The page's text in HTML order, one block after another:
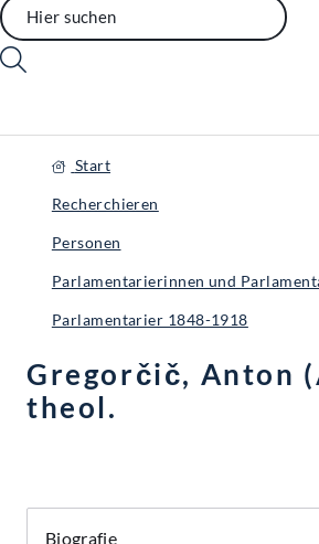
Start
Recherchieren
Personen
Parlamentarierinnen und
Parlamentarier 1848-1918
Gregorčič, Anton
theol.